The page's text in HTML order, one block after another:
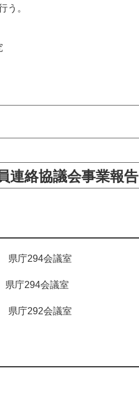
う。
連絡協議会事業報告
県庁294会議室
庁294会議室
県庁292会議室